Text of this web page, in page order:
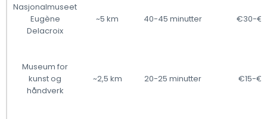
Nasjonalmuseet
Eugène
Delacroix
~5 km 40-45 minutter €30-
Museum for
kunst og
håndverk
~2,5 km 20-25 minutter €15-